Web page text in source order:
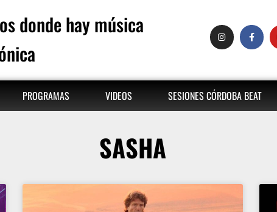
donde hay música
PROGRAMAS VIDEOS SESIONES CÓRDOBA BEAT
SASHA